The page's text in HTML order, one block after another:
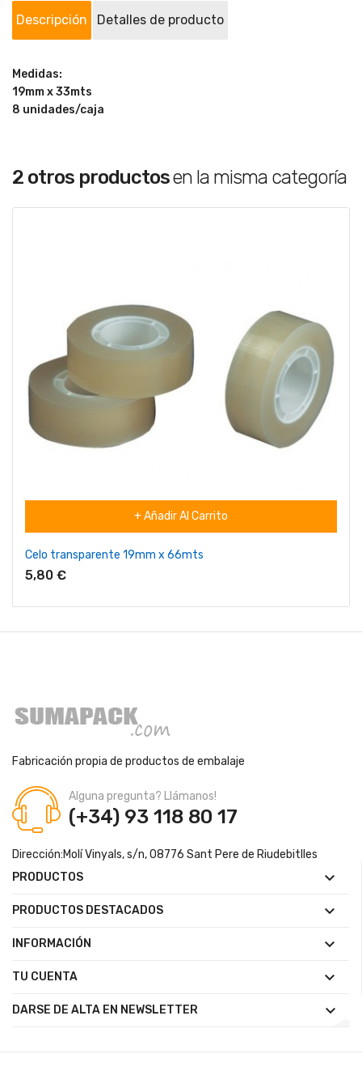
Descripción Detalles de producto
Medidas:
19mm x 33mts
8 unidades/caja
2 otros productosen la misma categoría
+ Añadir Al Carrito
Celo transparente 19mm x 66mts
5,80 €
Fabricación propia de productos de embalaje
Alguna pregunta? Llámanos!
(+34) 93 118 80 17
Dirección:Molí Vinyals, s/n, 08776 Sant Pere de Riudebitlles
PRODUCTOS

PRODUCTOS DESTACADOS 
INFORMACIÓN 
TU CUENTA 
DARSE DE ALTA EN NEWSLETTER 